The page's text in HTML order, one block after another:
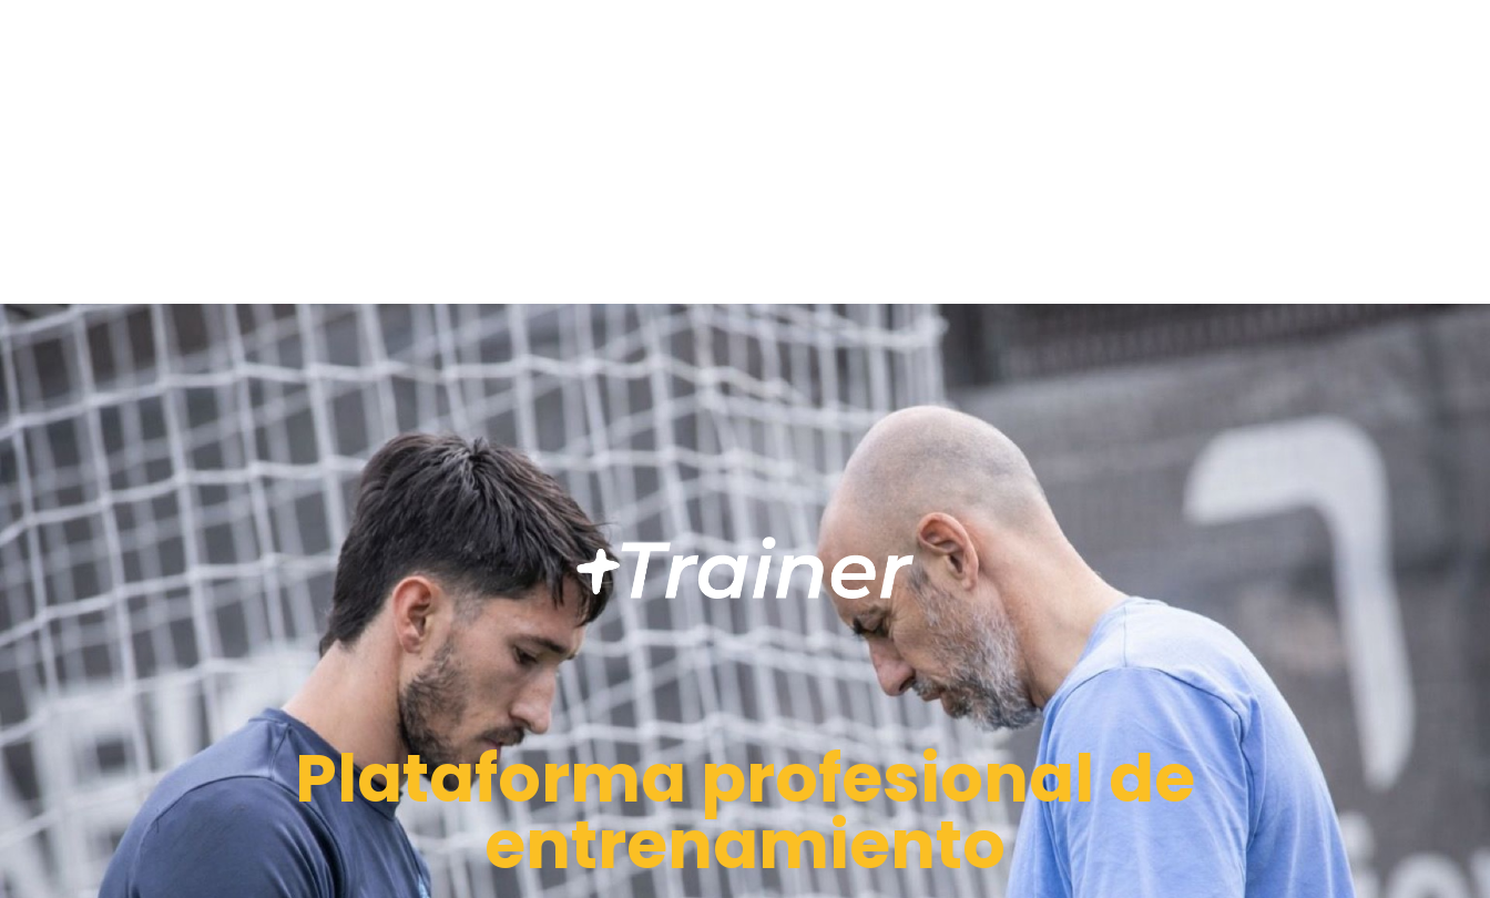
Plataforma profesional de
entrenamiento